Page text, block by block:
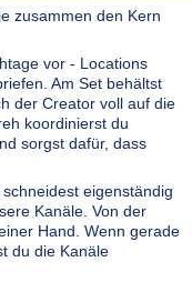
zusammen den Kern
vor - Locations
Am Set behältst
der Creator voll auf die
koordinierst du
sorgst dafür, dass
eigenständig
Kanäle. Von der
Hand. Wenn gerade
du die Kanäle